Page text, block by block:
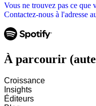
Vous ne trouvez pas ce que
Contactez-nous à l'adresse
À parcourir
Croissance
Insights
Éditeurs